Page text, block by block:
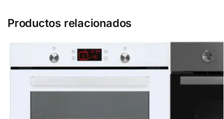
Productos relacionados